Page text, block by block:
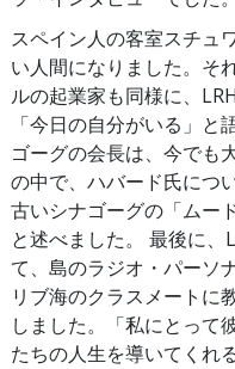
スペイン人の客室スチュ
い人間になりました。そ
ルの起業家も同様に、
「今日の自分がいる」
ゴーグの会長は、今でも
の中で、ハバード氏につ
古いシナゴーグの「ムー
と述べました。 最後に、
て、島のラジオ・パーソ
リブ海のクラスメートに
しました。「私にとって
たちの人生を導いてくれ